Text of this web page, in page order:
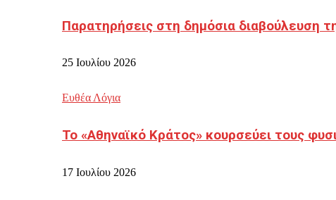
Παρατηρήσεις στη δημόσια διαβούλευση
25 Ιουλίου 2026
Ευθέα Λόγια
Το «Αθηναϊκό Κράτος» κουρσεύει τους
17 Ιουλίου 2026